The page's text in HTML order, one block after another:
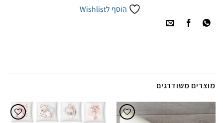
הוסף לWishlist
מוצרים משודרגים